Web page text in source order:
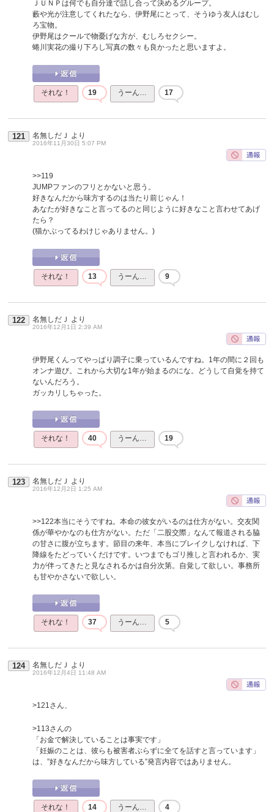
ＪＵＮＰは何でも自分達で話し合って決めるグループ。
藪や光が注意してくれたなら、伊野尾にとって、そうゆう友人はむし
ろ宝物。
伊野尾はクールで物憂げな方が、むしろセクシー。
蜷川実花の撮り下ろし写真の数々も良かったと思いますよ。
それな！ 19 うーん… 17
121 名無しだＪ より
2016年11月30日 5:07 PM
>>119
JUMPファンのフリとかないと思う。
好きなんだから味方するのは当たり前じゃん！
あなたが好きなこと言ってるのと同じように好きなこと言わせてあげ
たら？
(猫かぶってるわけじゃありません。)
それな！ 13 うーん… 9
122 名無しだＪ より
2016年12月1日 2:39 AM
伊野尾くんってやっぱり調子に乗っているんですね。1年の間に２回も
オンナ遊び。これから大切な1年が始まるのにな。どうして自覚を持て
ないんだろう。
ガッカリしちゃった。
それな！ 40 うーん… 19
123 名無しだＪ より
2016年12月2日 1:25 AM
>>122本当にそうですね。本命の彼女がいるのは仕方がない。交友関
係が華やかなのも仕方がない。ただ「二股交際」なんて報道される脇
の甘さに腹が立ちます。節目の来年、本当にブレイクしなければ、下
降線をたどっていくだけです。いつまでもゴリ推しと言われるか、実
力が伴ってきたと見なされるかは自分次第。自覚して欲しい。事務所
も甘やかさないで欲しい。
それな！ 37 うーん… 5
124 名無しだＪ より
2016年12月4日 11:48 AM
>121さん、
>113さんの
「お金で解決していることは事実です」
「妊娠のことは、彼らも被害者ぶらずに全てを話すと言っています」
は、”好きなんだから味方している”発言内容ではありません。
それな！ 14 うーん… 4